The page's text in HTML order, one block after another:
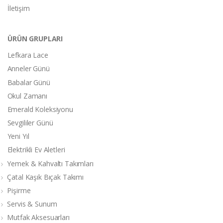
İletişim
ÜRÜN GRUPLARI
Lefkara Lace
Anneler Günü
Babalar Günü
Okul Zamanı
Emerald Koleksiyonu
Sevgililer Günü
Yeni Yıl
Elektrikli Ev Aletleri
Yemek & Kahvaltı Takımları
Çatal Kaşık Bıçak Takımı
Pişirme
Servis & Sunum
Mutfak Aksesuarları